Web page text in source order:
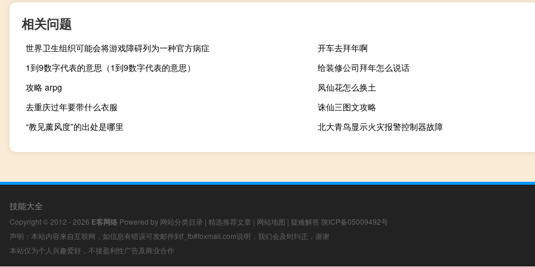
相关问题
世界卫生组织可能会将游戏障碍列为一种官方病症
开车去拜年啊
1到9数字代表的意思（1到9数字代表的意思）
给装修公司拜年怎么说话
攻略 arpg
凤仙花怎么换土
去重庆过年要带什么衣服
诛仙三图文攻略
“教见薰风度”的出处是哪里
北大青鸟显示火灾报警控制器故障
技能大全
Copyright © 2012 - 2026 E客网络 Powered by 网站分类目录 | 精选推荐文章 | 网站地图 | 疑难解答 陕ICP备05009492号
声明：本站内容来自互联网，如信息有错误可发邮件到f_fb#foxmail.com说明，我们会及时纠正，谢谢
本站仅为个人兴趣爱好，不接盈利性广告及商业合作